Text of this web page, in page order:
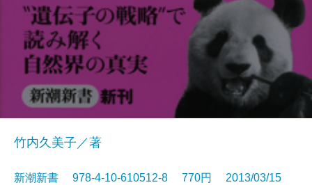
竹内久美子／著
新潮新書 978-4-10-610512-8 770円 2013/03/15